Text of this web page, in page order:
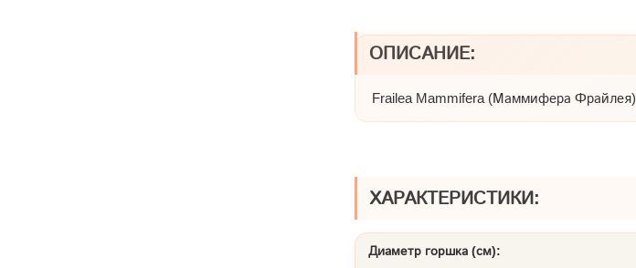
ОПИСАНИЕ:
Frailea Mammifera (Маммифера Фрайлея)
ХАРАКТЕРИСТИКИ:
Диаметр горшка (см):